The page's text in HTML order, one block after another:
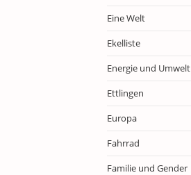
Eine Welt
Ekelliste
Energie und Umwelt
Ettlingen
Europa
Fahrrad
Familie und Gender